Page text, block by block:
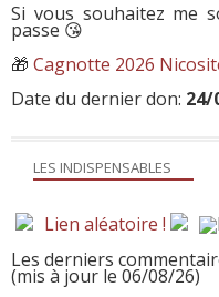
LES INDISPENSABLES
Lien aléatoire !
Les derniers
(mis à jour le 06/08/26)
Si vous souhaitez me
passe 😘
🎁 Cagnotte 2026
Date du dernier don: 24/